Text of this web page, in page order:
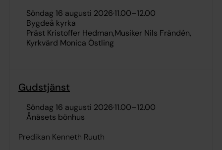
söndag 16 augusti 2026·11.00–12.00
Bygdeå kyrka
Präst Kristoffer Hedman Musiker Nils Frändén
Kyrkvärd Monica Östling
Gudstjänst
söndag 16 augusti 2026·11.00–12.00
Ånäsets bönhus
Predikan Kenneth Ruuth